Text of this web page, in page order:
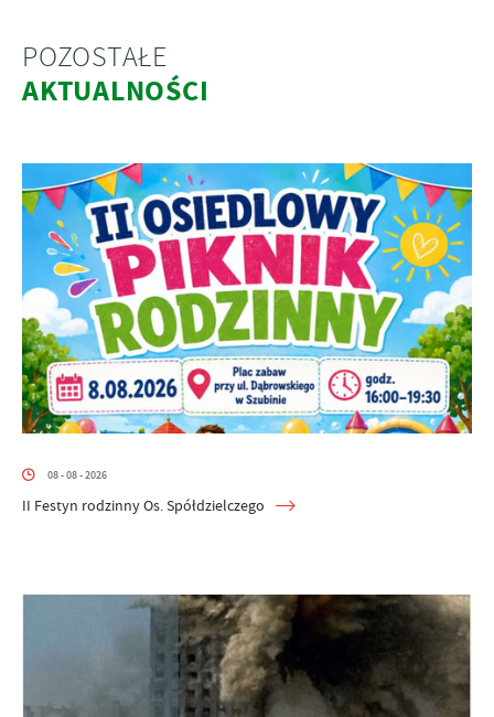
POZOSTAŁE
AKTUALNOŚCI
08 - 08 - 2026
II Festyn rodzinny Os. Spółdzielczego